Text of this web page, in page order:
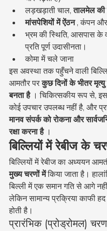
लड़खड़ाती चाल, तालमेल की
मांसपेशियों में ऐंठन , कंपन और
भ्रम की स्थिति, आसपास के
प्रति पूर्ण उदासीनता।
कोमा में चले जाना
इस अवस्था तक पहुँचने वाली
आमतौर पर कुछ दिनों के भीतर
बनता है । चिकित्सकीय रूप से,
कोई उपचार उपलब्ध नहीं है, और
मानव संपर्क को रोकना और
रक्षा करना है ।
बिल्लियों में रेबीज के
बिल्लियों में रेबीज का अध्ययन
मुख्य चरणों में किया जाता है।
बिल्ली में एक समान गति से आगे
लेकिन सामान्य प्रक्रिया काफी
होती है।
प्रारंभिक (प्रोड्रोमल) चरण